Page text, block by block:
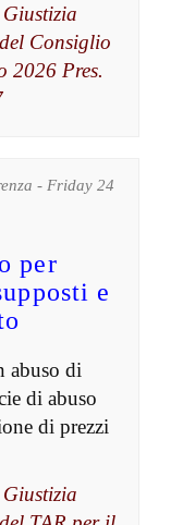
Consiglio
2026 Pres.
- Friday 24
per
e
abuso di
di abuso
di prezzi